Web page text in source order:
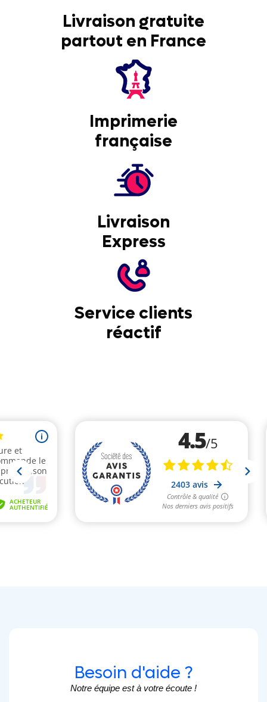
Livraison gratuite
partout en France
Imprimerie
française
Livraison
Express
Service clients
réactif
Besoin d'aide ?
Notre équipe est à votre écoute !